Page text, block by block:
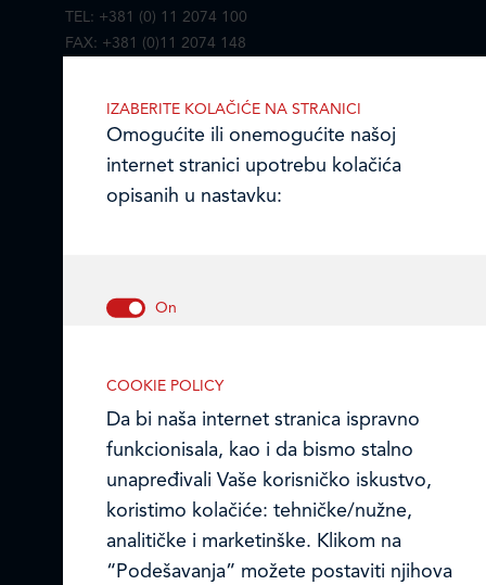
TEL: +381 (0) 11 2074 100
FAX: +381 (0)11 2074 148
Frikom Srbija
Politika kolačića
COOKIE POLICY
Da bi naša internet stranica ispravno
funkcionisala, kao i da bismo stalno
unapređivali Vaše korisničko iskustvo,
koristimo kolačiće: tehničke/nužne,
analitičke i marketinške. Klikom na
“Podešavanja” možete postaviti njihova
IZABERITE KOLAČIĆE NA STRANICI
Omogućite ili onemogućite našoj
internet stranici upotrebu kolačića
opisanih u nastavku:
Ovi kolačići omogućavaju osnovne
funkcionalnosti internet stranice. Bez
njih, naša internet stranica ne može
pravilno da funkcioniše, a možete ih
isključiti menjanjem podešavanja u
svom internet pretraživaču.